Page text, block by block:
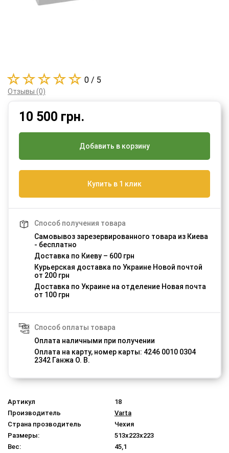
10 500 грн.
Добавить в корзину
Купить в 1 клик
Способ получения товара
Самовывоз зарезервированного товара из Киева
- бесплатно
Доставка по Киеву – 600 грн
Курьерская доставка по Украине Новой почтой
от 200 грн
Доставка по Украине на отделение Новая почта
от 100 грн
Способ оплаты товара
Оплата наличными при получении
Оплата на карту, номер карты: 4246 0010 0304
2342 Ганжа О. В.
0 / 5
Отзывы (0)
Артикул
18
Производитель
Varta
Страна прозводитель
Чехия
Размеры:
513x223x223
Вес:
45,1